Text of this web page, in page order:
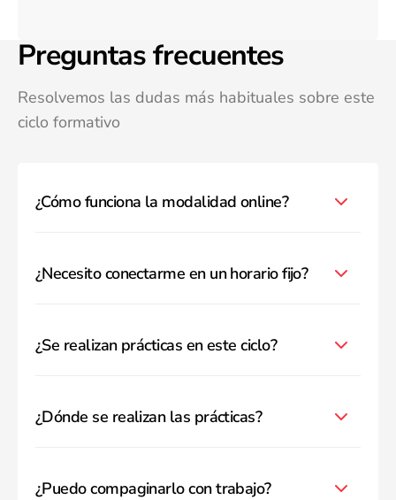
Preguntas frecuentes
Resolvemos las dudas más habituales sobre este
ciclo formativo
¿Cómo funciona la modalidad online?
¿Necesito conectarme en un horario fijo?
¿Se realizan prácticas en este ciclo?
¿Dónde se realizan las prácticas?
¿Puedo compaginarlo con trabajo?